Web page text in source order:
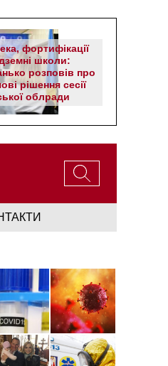
фортифікації
школи:
розповів про
рішення сесії
облради